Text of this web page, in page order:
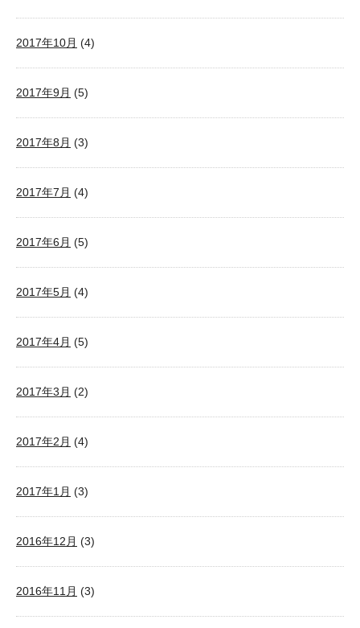
2017年10月 (4)
2017年9月 (5)
2017年8月 (3)
2017年7月 (4)
2017年6月 (5)
2017年5月 (4)
2017年4月 (5)
2017年3月 (2)
2017年2月 (4)
2017年1月 (3)
2016年12月 (3)
2016年11月 (3)